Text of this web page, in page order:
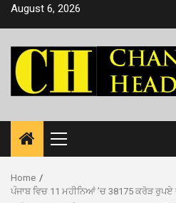
SkipAugust 6, 2026
Primary
Menu
Home
ਪੰਜਾਬ ਵਿਚ 11 ਮਹੀਨਿਆਂ ’ਚ 38175 ਕਰੋੜ